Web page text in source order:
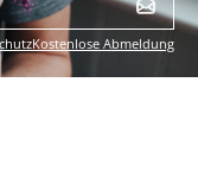
Kostenlose Abmeldung